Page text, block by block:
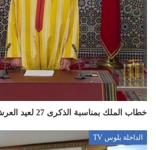
خطاب الملك بمناسبة الذكرى 27 لعيد العرش.
الداخلة بلوس TV